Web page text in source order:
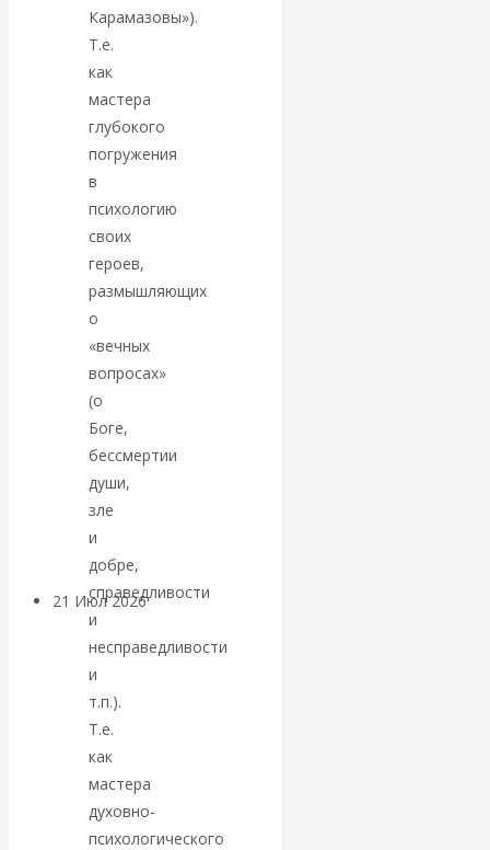
Валентин
КАтасонов.
Парадоксы
денежной
системы России.
Комментарий к
последним
данным
Центробанка о
наличной
денежной массе
21 Июл 2026Комментарии,
интервью и беседы
ВАлентин
Катасонов.
Воздушные
Карамазовы»).
Т.е.
как
мастера
глубокого
погружения
в
психологию
своих
героев,
размышляющих
о
«вечных
вопросах»
(о
Боге,
бессмертии
души,
зле
и
добре,
справедливости
и
несправедливости
и
т.п.).
Т.е.
как
мастера
духовно-
психологического